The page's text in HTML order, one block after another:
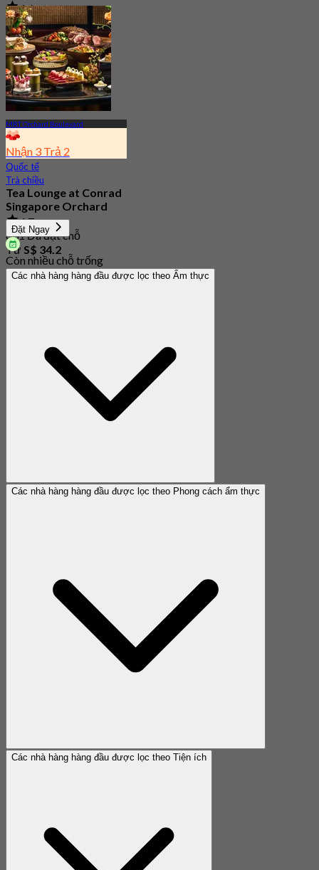
4.6
341 Đã đặt chỗ
TừS$ 29.5
MRT Orchard Boulevard
Nhận 3 Trả 2
Quốc tế
Trà chiều
Tea Lounge at Conrad
Singapore Orchard
4.7
631 Đã đặt chỗ
Từ S$ 34.2
Đặt Ngay
Còn nhiều chỗ trống
Các nhà hàng hàng đầu được lọc theo Ẩm thực
Các nhà hàng hàng đầu được lọc theo Phong cách ẩm thực
Các nhà hàng hàng đầu được lọc theo Tiện ích